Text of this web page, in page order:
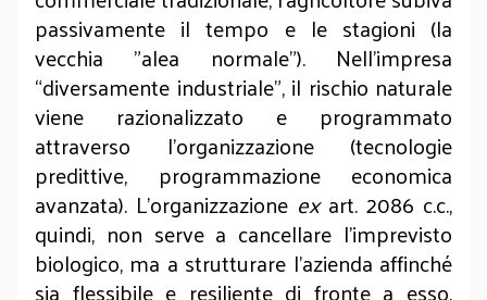
passivamente il tempo e le stagioni (la
vecchia "alea normale"). Nell'impresa
“diversamente industriale”, il rischio naturale
viene razionalizzato e programmato
attraverso l'organizzazione (tecnologie
predittive, programmazione economica
avanzata). L'organizzazione exart. 2086 c.c.,
quindi, non serve a cancellare l'imprevisto
biologico, ma a strutturare l'azienda affinché